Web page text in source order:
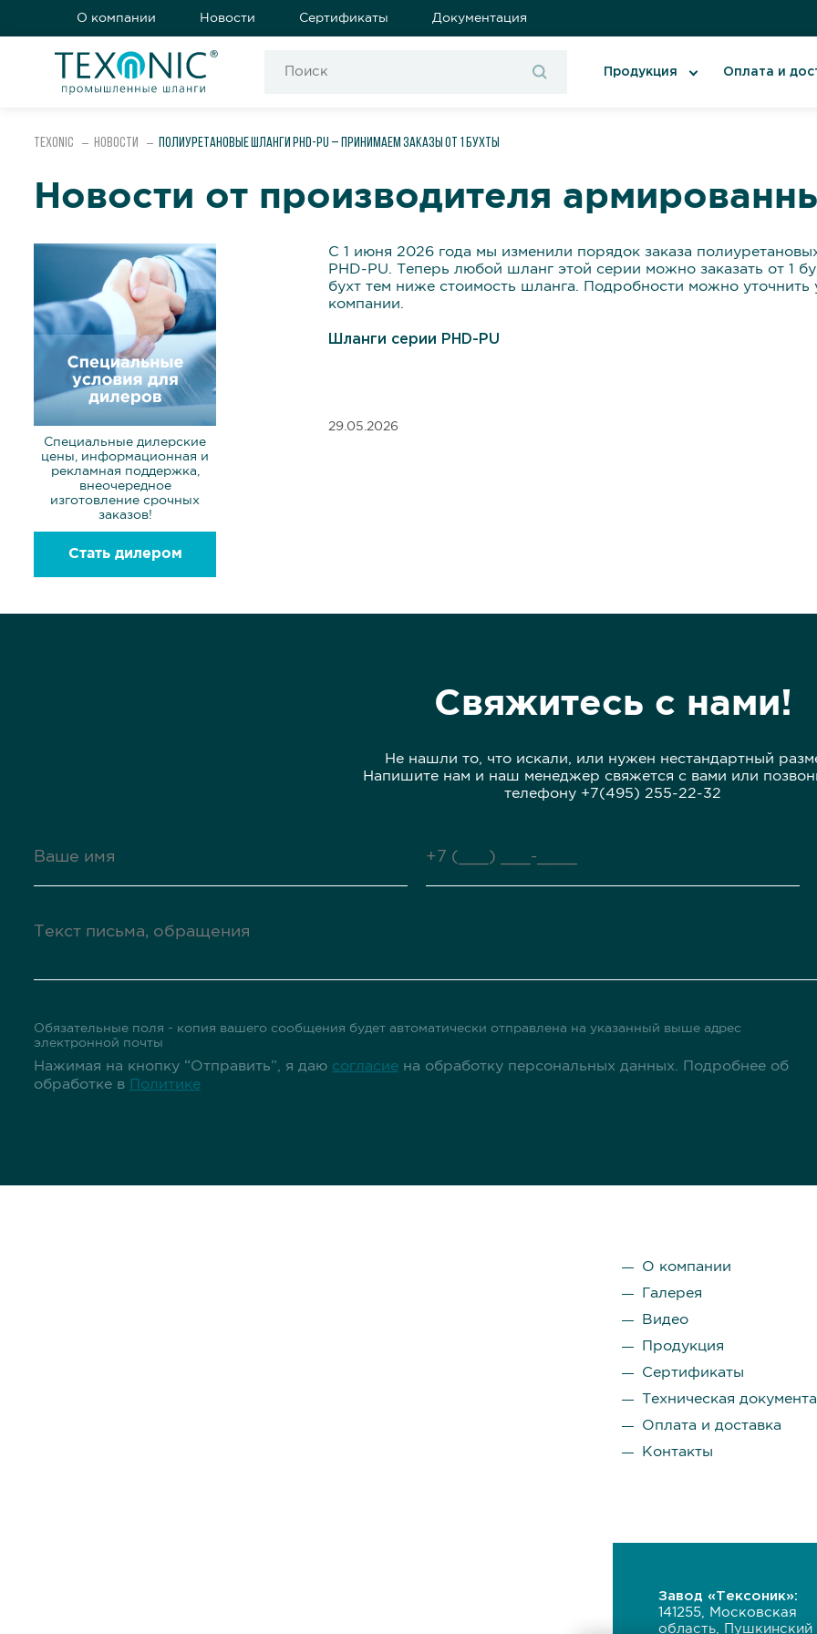
О компании Новости Сертификаты Документация
Продукция Оплата и
Texonic Новости полиуретановые шланги PHD-PU – принимаем заказы от 1 бухты
Новости от производителя
Специальные дилерские
цены, информационная и
рекламная поддержка,
внеочередное
изготовление срочных
заказов!
Стать дилером
С 1 июня 2026 года мы изменили порядок заказа
PHD-PU. Теперь любой шланг этой серии можно заказать от 1
бухт тем ниже стоимость шланга. Подробности можно уточнить
компании.
Шланги серии PHD-PU
29.05.2026
Свяжитесь с нами!
Не нашли то, что искали, или нужен нестандартный
Напишите нам и наш менеджер свяжется с вами или
телефону +7(495) 255-22-32
Обязательные поля - копия вашего сообщения будет автоматически отправлена ​​на указанный выше адрес
электронной почты
Нажимая на кнопку “Отправить”, я даю согласие на обработку персональных данных. Подробнее об
обработке в
Политике
О компании
Галерея
Видео
Продукция
Сертификаты
Техническая
Оплата и доставка
Контакты
Завод «Тексоник»:
141255, Московская
область, Пушкинский